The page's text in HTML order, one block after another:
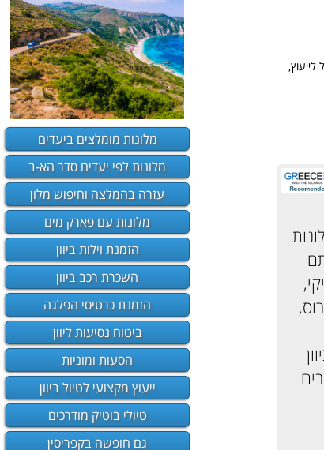
מלונות מומלצים ביעדים
מלונות לפי יעדים סדר הא-ב
עזרה בהמלצה וחיפוש מלון
מלונות עם פארק מים
הזמנת וילות ביוון
השכרת רכב ביוון
הזמנת כרטיסי הפלגה
ביטוח נסיעות ליוון
הסעות ומוניות
ייעוץ מקצועי לטיול ביוון
טיולי בוטיק מודרכים
גם חופשה בקפריסין